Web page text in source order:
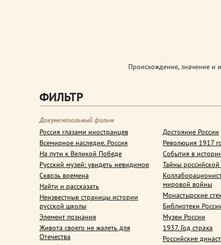
Происхождение, значение и
ФИЛЬТР
Документальный фильм
Россия глазами иностранцев
Всемирное наследие. Россия
На пути к Великой Победе
Русский музей: увидеть невидимое
Сквозь времена
Найти и рассказать
Неизвестные страницы истории
русской школы
Элемент познания
Живота своего не жалеть для
Отечества
Достояние России
Революция 1917
События в
Тайны
мировой войны
Монастырские
Библиотеки
Музеи России
1937. Год страха
Российские